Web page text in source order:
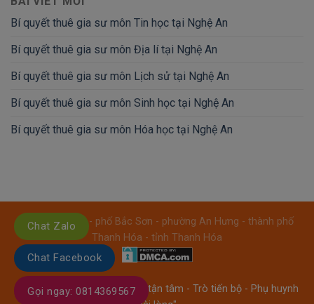
Bí quyết thuê gia sư môn Tin học tại Nghệ An
Bí quyết thuê gia sư môn Địa lí tại Nghệ An
Bí quyết thuê gia sư môn Lịch sử tại Nghệ An
Bí quyết thuê gia sư môn Sinh học tại Nghệ An
Bí quyết thuê gia sư môn Hóa học tại Nghệ An
Địa chỉ: Số: 08 - phố Bắc Sơn - phường An Hưng - thành phố
Thanh Hóa - tỉnh Thanh Hóa
GIA SƯ THANH HÓA- "Thầy tận tâm - Trò tiến bộ - Phụ huynh
Chat Zalo
Chat Facebook
Gọi ngay: 0814369567